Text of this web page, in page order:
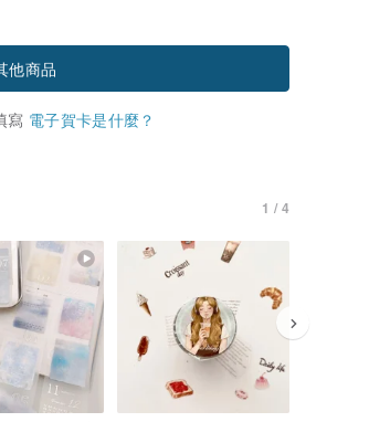
他商品
寫 電子賀卡是什麼？
1 / 4